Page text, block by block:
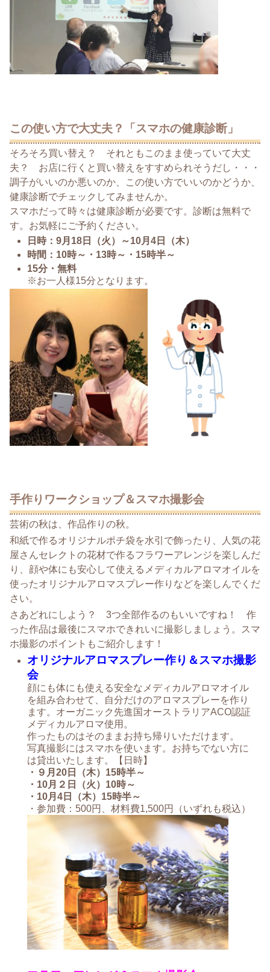
この使い方で大丈夫？「スマホの健康診断」
そろそろ買い替え？ それともこのまま使っていて大丈
夫？ お店に行くと買い替えをすすめられそうだし・・・
調子がいいのか悪いのか、この使い方でいいのかどうか、
健康診断でチェックしてみませんか。
スマホだって時々は健康診断が必要です。診断は無料で
す。お気軽にご予約ください。
日時：9月18日（火）～10月4日（木）
時間：10時～・13時～・15時半～
15分・無料
※お一人様15分となります。
手作りワークショップ＆スマホ撮影会
芸術の秋は、作品作りの秋。
和紙で作るオリジナルポチ袋を水引で飾ったり、人気の花
屋さんセレクトの花材で作るフラワーアレンジを楽しんだ
り、顔や体にも安心して使えるメディカルアロマオイルを
使ったオリジナルアロマスプレー作りなどを楽しんでくだ
さい。
さあどれにしよう？ 3つ全部作るのもいいですね！ 作
った作品は最後にスマホできれいに撮影しましょう。スマ
ホ撮影のポイントもご紹介します！
オリジナルアロマスプレー作り＆スマホ撮影
会
顔にも体にも使える安全なメディカルアロマオイル
を組み合わせて、自分だけのアロマスプレーを作り
ます。オーガニック先進国オーストラリアACO認証
メディカルアロマ使用。
作ったものはそのままお持ち帰りいただけます。
写真撮影にはスマホを使います。お持ちでない方に
は貸出いたします。【日時】
・９月20日（木）15時半～
・10月２日（火）10時～
・10月4日（木）15時半～
・参加費：500円、材料費1,500円（いずれも税込）